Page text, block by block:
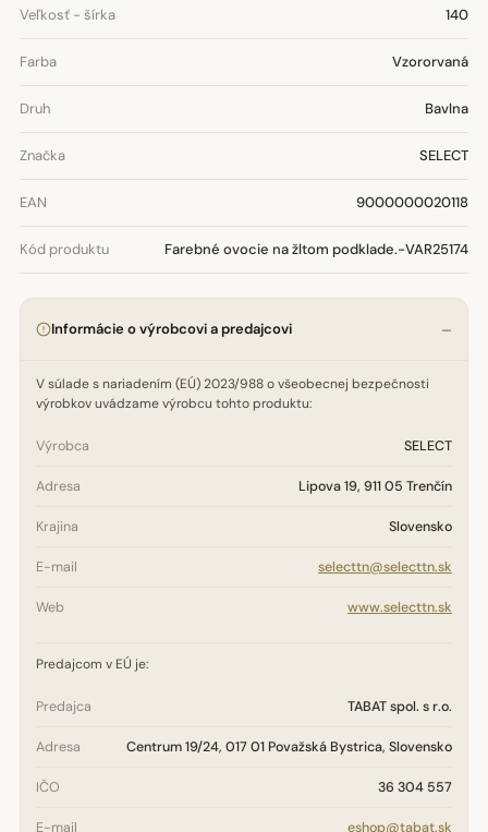
Veľkosť - šírka 140
Farba Vzororvaná
Druh Bavlna
Značka SELECT
EAN 9000000020118
Kód produktu Farebné ovocie na žltom podklade.-VAR25174
Informácie o výrobcovi a predajcovi
V súlade s nariadením (EÚ) 2023/988 o všeobecnej bezpečnosti
výrobkov uvádzame výrobcu tohto produktu:
Výrobca SELECT
Adresa Lipova 19, 911 05 Trenčín
Krajina Slovensko
E-mail selecttn@selecttn.sk
Web www.selecttn.sk
Predajcom v EÚ je:
Predajca TABAT spol. s r.o.
Adresa Centrum 19/24, 017 01 Považská Bystrica, Slovensko
IČO 36 304 557
E-mail eshop@tabat.sk